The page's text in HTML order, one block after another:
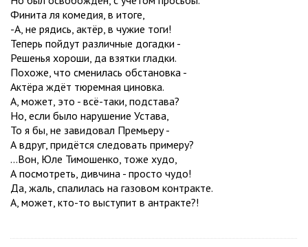
Финита ля комедия, в итоге,
-А, не рядись, актёр, в чужие тоги!
Теперь пойдут различные догадки -
Решенья хороши, да взятки гладки.
Похоже, что сменилась обстановка -
Актёра ждёт тюремная циновка.
А, может, это - всё-таки, подстава?
Но, если было нарушение Устава,
То я бы, не завидовал Премьеру -
А вдруг, придётся следовать примеру?
...Вон, Юле Тимошенко, тоже худо,
А посмотреть, дивчина - просто чудо!
Да, жаль, спалилась на газовом контракте.
А, может, кто-то выступит в антракте?!